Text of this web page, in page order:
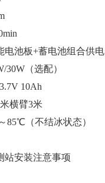
电池板+蓄电池组合供电
30W（选配）
10Ah
横臂3米
85℃（不结冰状态）
站安装注意事项